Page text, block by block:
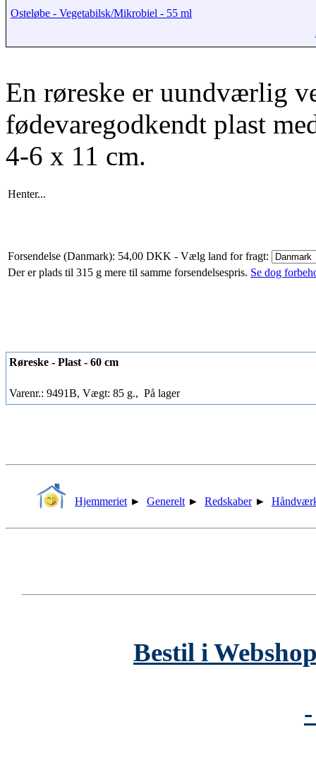
Osteløbe - Vegetabilsk/Mikrobiel - 55 ml
En røreske er uundværlig
fødevaregodkendt plast
4-6 x 11 cm.
Henter...
Forsendelse (Danmark): 54,00 DKK - Vælg land for fragt:
Der er plads til 315 g mere til samme forsendelsespris. Se dog
Røreske - Plast - 60 cm
Varenr.: 9491B, Vægt: 85 g., På lager
Hjemmeriet ► Generelt ► Redskaber ►
Bestil i